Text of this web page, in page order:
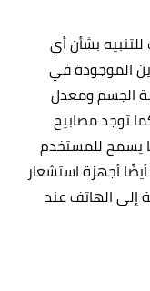
للتنبيه بشأن أي
الموجودة في
الجسم ومعدل
توجد مصابيح
يسمح للمستخدم
أجهزة استشعار
إلى الهاتف عند